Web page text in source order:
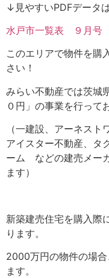
↓見やすいPDFデータ
水戸市一覧表 ９月号
このエリアで物件を購
さい！
みらい不動産では茨
０円」の事業を行って
（一建設、アーネス
アイスター不動産、タ
ーム などの建売メー
ます）
新築建売住宅を購入際
ります。
2000万円の物件の場
ます。